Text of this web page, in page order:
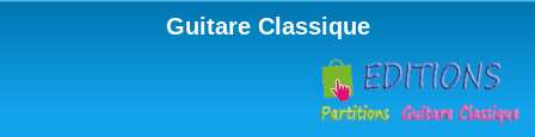
Guitare Classique